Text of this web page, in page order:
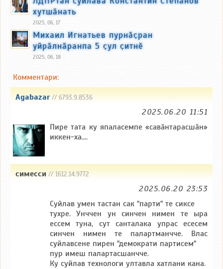
хутшӑнать
2025, 06, 17
Михаил Игнатьев пурнӑҫран
уйрӑлнӑранпа 5 ҫул ҫитнӗ
2025, 06, 18
Комментари:
Agabazar// 6793.9.8536
2025.06.20 11:51
Пире тата ку япаласемпе «савӑнтарасшӑн»
иккен-ха....
симесси// 1612.14.9772
2025.06.20 23:53
Суйлав умен тастан сак "парти" те сиксе
тухре. Унччен ун синчен нимен те ыра
ессем туна, сут санталака упрас есесем
синчен нимен те палартманчче. Влас
суйлавсене пирен "демократи партисем"
пур имеш палартасшанчче.
Ку суйлав технологи ултавла хатлани кана.